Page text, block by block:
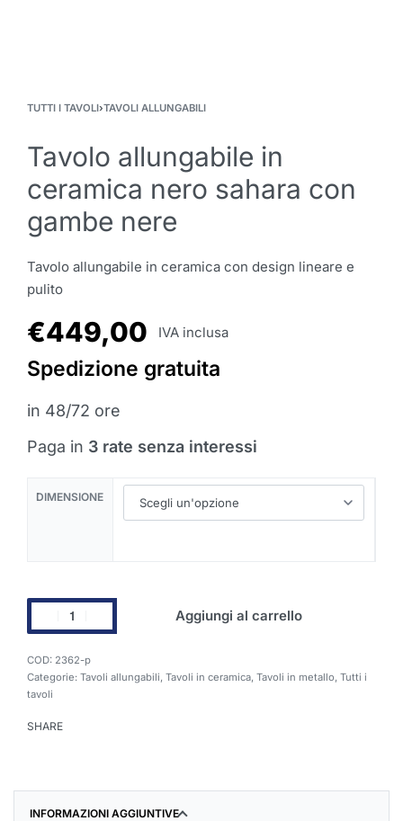
TUTTI I TAVOLI›TAVOLI ALLUNGABILI
Tavolo allungabile in
ceramica nero sahara con
gambe nere
Tavolo allungabile in ceramica con design lineare e
pulito
€449,00 IVA inclusa
Spedizione gratuita
in 48/72 ore
Paga in 3 rate senza interessi
DIMENSIONE
Aggiungi al carrello
2362-p
Categorie: Tavoli allungabili Tavoli in ceramica Tavoli in metallo Tutti i
tavoli
SHARE
INFORMAZIONI AGGIUNTIVE